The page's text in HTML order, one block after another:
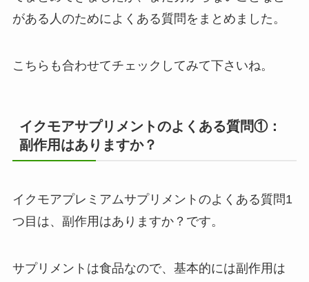
がある人のためによくある質問をまとめました。
こちらも合わせてチェックしてみて下さいね。
イクモアサプリメントのよくある質問①：
副作用はありますか？
イクモアプレミアムサプリメントのよくある質問1
つ目は、副作用はありますか？です。
サプリメントは食品なので、基本的には副作用は